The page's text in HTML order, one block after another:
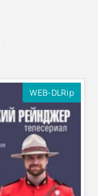
WEB-DLRip